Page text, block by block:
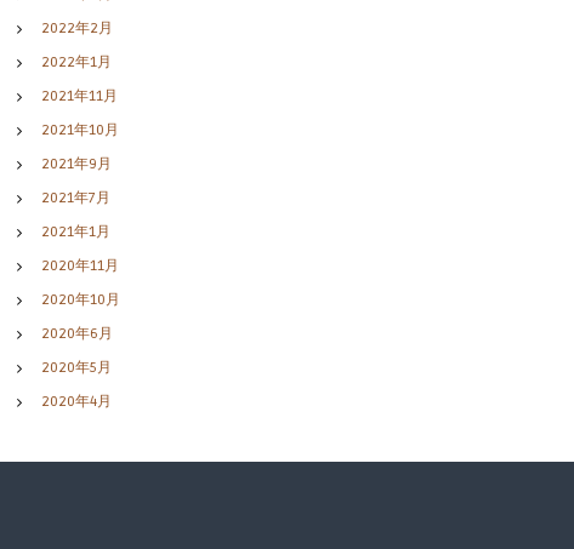
2022年2月
2022年1月
2021年11月
2021年10月
2021年9月
2021年7月
2021年1月
2020年11月
2020年10月
2020年6月
2020年5月
2020年4月